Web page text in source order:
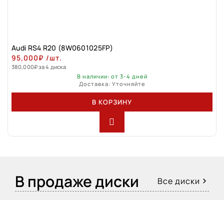
Audi RS4 R20 (8W0601025FP)
95,000₽ /шт.
380,000₽за 4 диска
В наличии: от 3-4 дней
Доставка: Уточняйте
В КОРЗИНУ
В продаже диски Все диски